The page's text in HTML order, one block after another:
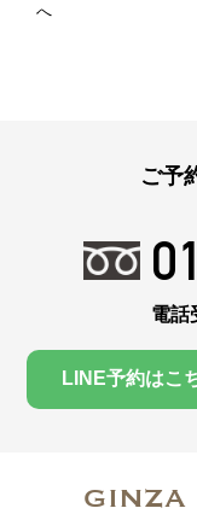
へ
ご予
電話
LINE予約はこ
GINZA